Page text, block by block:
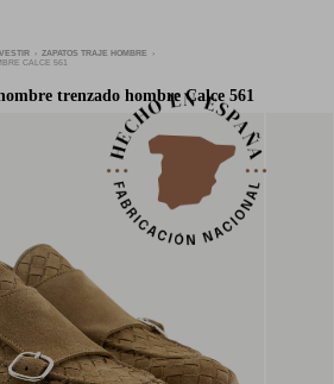
ZAPATOS TRAJE HOMBRE
CALCE 561
trenzado hombre Calce 561